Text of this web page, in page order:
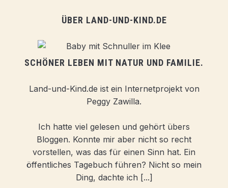
ÜBER LAND-UND-KIND.DE
SCHÖNER LEBEN MIT NATUR UND FAMILIE.
Land-und-Kind.de ist ein Internetprojekt von
Peggy Zawilla.
Ich hatte viel gelesen und gehört übers
Bloggen. Konnte mir aber nicht so recht
vorstellen, was das für einen Sinn hat. Ein
öffentliches Tagebuch führen? Nicht so mein
Ding, dachte ich [...]